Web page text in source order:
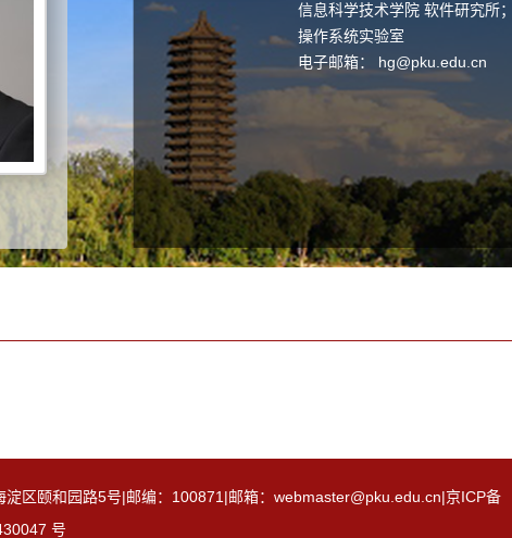
信息科学技术学院 软件研究所
操作系统实验室
电子邮箱：
hg@pku.edu.cn
淀区颐和园路5号|邮编：100871|邮箱：webmaster@pku.edu.cn|京ICP备
号